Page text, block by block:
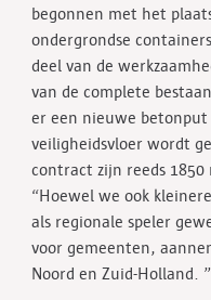
begonnen met het
ondergrondse
deel van de
van de complete
er een nieuwe
veiligheidsvloer wordt
contract zijn reeds
“Hoewel we ook
als regionale speler
voor gemeenten,
Noord en Zuid-Holland. ”